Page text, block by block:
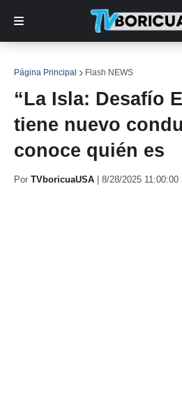
Página Principal Flash NEWS
“La Isla: Desafío
tiene nuevo
conoce quién es
Por TVboricuaUSA 8/28/2025 11:00:00